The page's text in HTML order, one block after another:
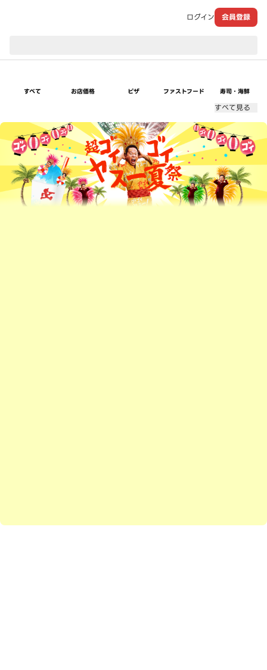
ログイン 会員登録
すべて お店価格 ピザ ファストフード 寿司・海鮮
すべて見る
超ゴイゴイヤスー夏祭